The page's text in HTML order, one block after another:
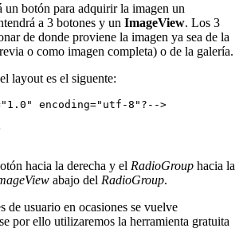
un botón para adquirir la imagen un
a 3 botones y un ImageView. Los 3
de donde proviene la imagen ya sea de la
o como imagen completa) o de la galería.
layout es el siguente:
encoding="utf-8"?-->
hacia la derecha y el RadioGroup hacia la
abajo del RadioGroup.
de usuario en ocasiones se vuelve
por ello utilizaremos la herramienta gratuita